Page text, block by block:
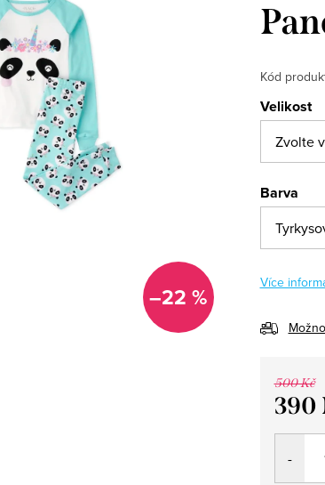
–22 %
Kód
Velikost
Barva
Více
500 Kč
390
Měrná